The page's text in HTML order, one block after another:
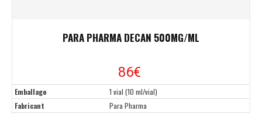
PARA PHARMA DECAN 500MG/ML
86€
Emballage
1 vial (10 ml/vial)
Fabricant
Para Pharma